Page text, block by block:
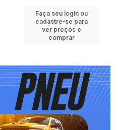
Faça seu login ou
cadastre-se para
ver preços e
comprar